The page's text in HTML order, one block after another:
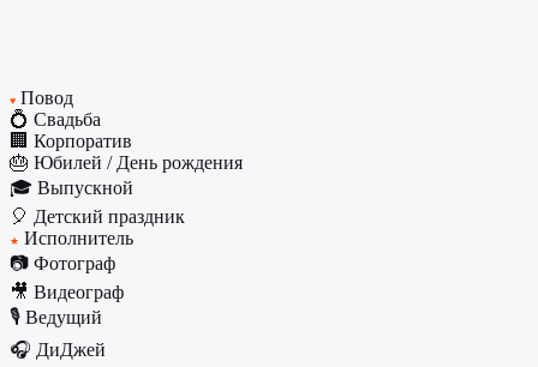
♥ Повод
💍 Свадьба
🏢 Корпоратив
🎂 Юбилей / День рождения
🎓 Выпускной
🎈 Детский праздник
★ Исполнитель
📷 Фотограф
🎥 Видеограф
🎙️ Ведущий
🎧 ДиДжей